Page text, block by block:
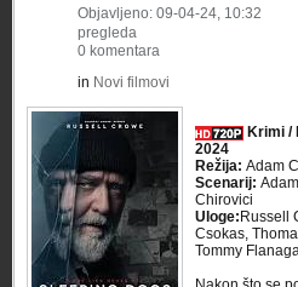
Objavljeno: 09-04-24, 10:32
pregleda
0 komentara
in Novi filmovi
Krimi /
2024
Režija: Adam
Scenarij:
Chirovici
Uloge: Russell
Csokas,
Tommy